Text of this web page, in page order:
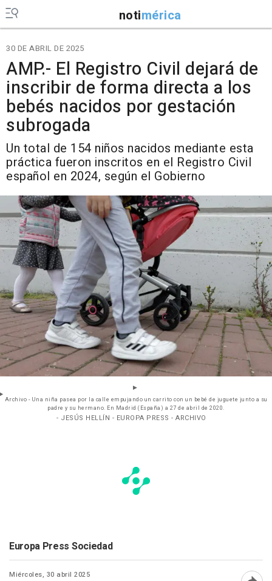
notimérica
30 DE ABRIL DE 2025
AMP.- El Registro Civil dejará de
inscribir de forma directa a los
bebés nacidos por gestación
subrogada
Un total de 154 niños nacidos mediante esta
práctica fueron inscritos en el Registro Civil
español en 2024, según el Gobierno
Archivo - Una niña pasea por la calle empujando un carrito con un bebé de juguete junto a su
padre y su hermano. En Madrid (España) a 27 de abril de 2020.
- JESÚS HELLÍN - EUROPA PRESS - ARCHIVO
Europa Press Sociedad
Miércoles, 30 abril 2025